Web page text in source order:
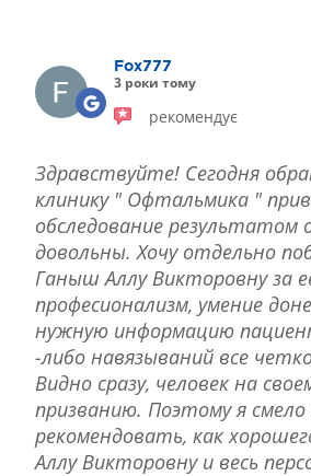
ІНТЕРНЕТ-МАГАЗИН ОПТИКИ
ДИТЯЧА ОФТАЛЬМОЛОГІЯ
ТЕРАПІЯ
Fox777
3 роки тому
рекомендує
Здравствуйте! Сегодня
клинику " Офтальмика "
обследование результатом
довольны. Хочу отдельно
Ганыш Аллу Викторовну за
професионализм, умение
нужную информацию
-либо навязываний все
Видно сразу, человек на
призванию. Поэтому я смело
рекомендовать, как
Аллу Викторовну и весь